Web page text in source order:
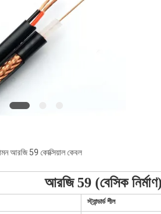
আরজি 59 কোক্সিয়াল কেবল
আরজি 59 (বেসিক
স্ট্যান্ডার্ড শীল